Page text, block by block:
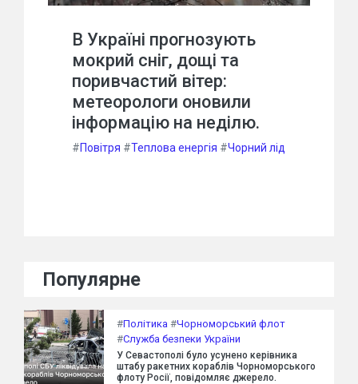
В Україні прогнозують
мокрий сніг, дощі та
поривчастий вітер:
метеорологи оновили
інформацію на неділю.
#Повітря #Теплова енергія #Чорний лід
Популярне
#Політика #Чорноморський флот
#Служба безпеки України
У Севастополі було усунено керівника
штабу ракетних кораблів Чорноморського
флоту Росії, повідомляє джерело.